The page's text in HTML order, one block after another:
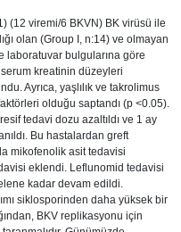
(12 viremi/6 BKVN) BK virüsü ile
olan (Group I, n:14) ve olmayan
laboratuvar bulgularına göre
serum kreatinin düzeyleri
Ayrıca, yaşlılık ve takrolimus
olduğu saptandı (p <0.05).
tedavi dozu azaltıldı ve 1 ay
Bu hastalardan greft
mikofenolik asit tedavisi
eklendi. Leflunomid tedavisi
kadar devam edildi.
siklosporinden daha yüksek bir
BKV replikasyonu için